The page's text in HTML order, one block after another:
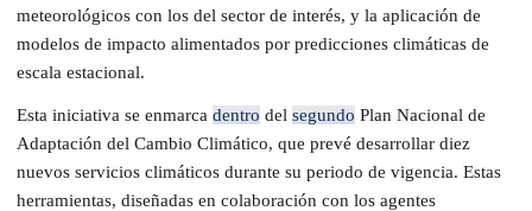
meteorológicos con los del sector de interés, y la aplicación de
modelos de impacto alimentados por predicciones climáticas de
escala estacional.
Esta iniciativa se enmarca dentro del segundo Plan Nacional de
Adaptación del Cambio Climático, que prevé desarrollar diez
nuevos servicios climáticos durante su periodo de vigencia. Estas
herramientas, diseñadas en colaboración con los agentes